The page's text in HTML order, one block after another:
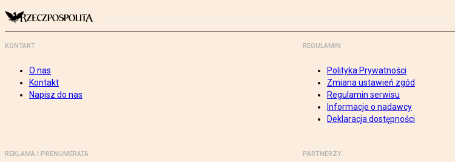
KONTAKT
O nas
Kontakt
Napisz do nas
REGULAMIN
Polityka Prywatności
Zmiana ustawień zgód
Regulamin serwisu
Informacje o nadawcy
Deklaracja dostępności
REKLAMA I PRENUMERATA PARTNERZY